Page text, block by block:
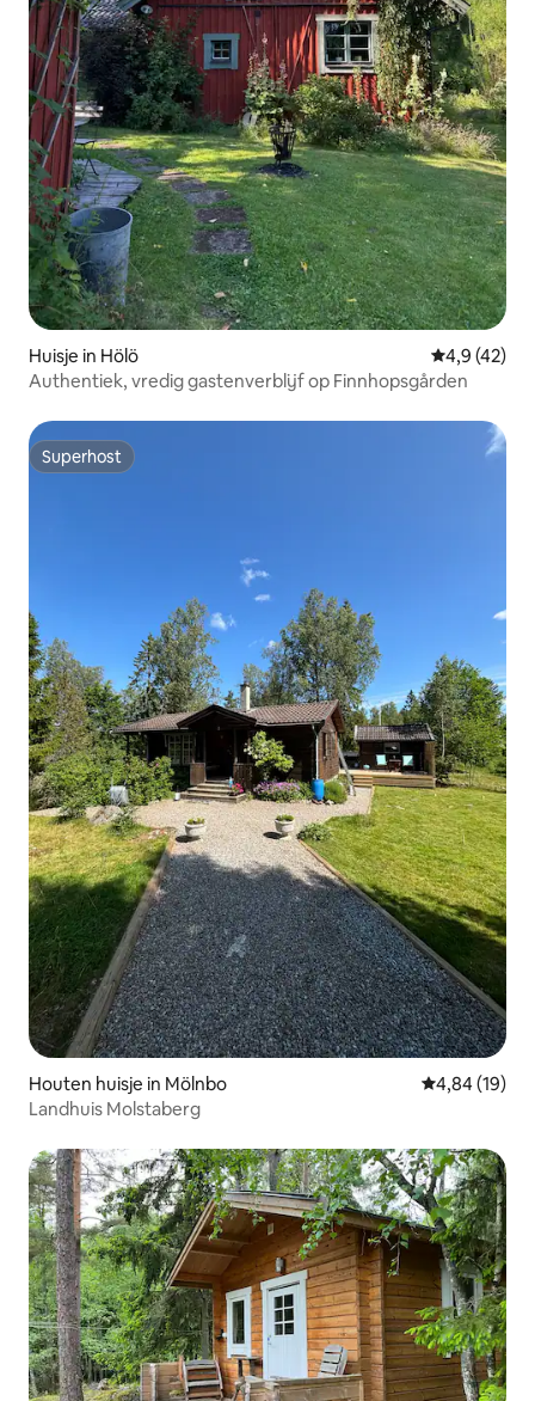
Huisje in Hölö
4,9 (42)
Authentiek, vredig gastenverblijf op Finnhopsgården
Superhost
Superhost
Houten huisje in Mölnbo Gemiddelde
4,84 (19)
Landhuis Molstaberg